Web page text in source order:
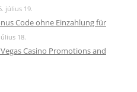
július 19.
Code ohne Einzahlung für
18.
Casino Promotions and